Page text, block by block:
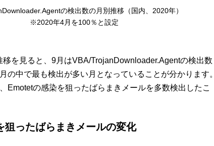
の検出数の月別推移（国内、2020年）
※2020年4月を100％と設定
移を見ると、9月はVBA/TrojanDownloader.Agentの検出数
の中で最も検出が多い月となっていることが分かります。
Emotetの感染を狙ったばらまきメールを多数検出したこ
狙ったばらまきメールの変化